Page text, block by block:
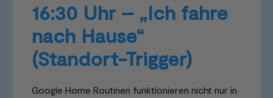
16:30 Uhr – „Ich fahre
nach Hause“
(Standort-Trigger)
Google Home Routinen funktionieren nicht nur in